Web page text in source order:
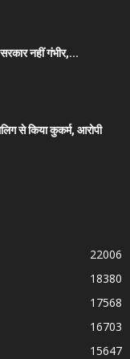
नहीं गंभीर,...
से किया कुकर्म, आरोपी
22006
18380
17568
16703
15647